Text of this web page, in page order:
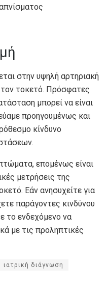
στην υψηλή αρτηριακή
τοκετό. Πρόσφατες
μπορεί να είναι
προηγουμένως και
κίνδυνο
επομένως είναι
μετρήσεις της
Εάν ανησυχείτε για
παράγοντες κινδύνου
το ενδεχόμενο να
με τις προληπτικές
ιατρική διάγνωση